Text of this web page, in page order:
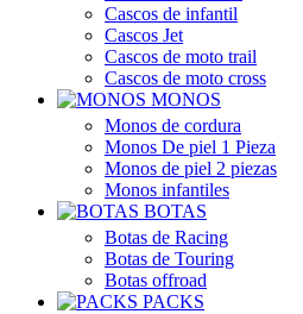
Cascos de infantil
Cascos Jet
Cascos de moto trail
Cascos de moto cross
MONOS
Monos de cordura
Monos De piel 1 Pieza
Monos de piel 2 piezas
Monos infantiles
BOTAS
Botas de Racing
Botas de Touring
Botas offroad
PACKS